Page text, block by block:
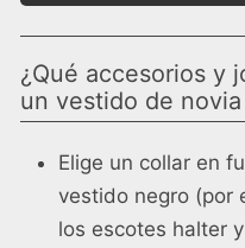
¿Qué accesorios y
un vestido de
Elige un collar en
vestido negro (por
los escotes halter